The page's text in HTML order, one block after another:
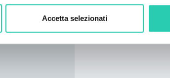
Accetta selezionati